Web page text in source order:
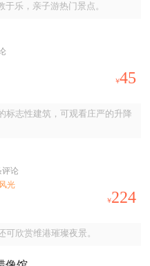
乐，亲子游热门景点。
￥45
标志性建筑，可观看庄严的升降
评论
光
￥224
可欣赏维港璀璨夜景。